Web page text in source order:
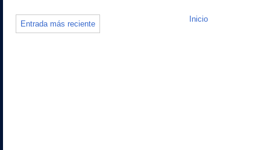
Entrada más reciente
Inicio